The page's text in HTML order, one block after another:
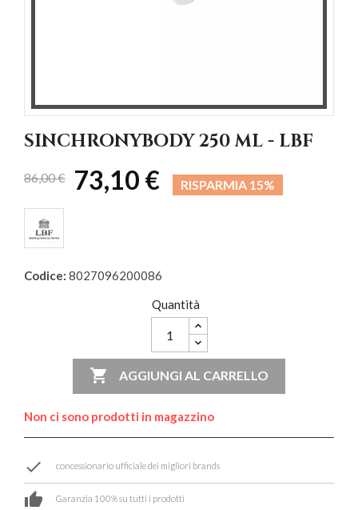
SINCHRONYBODY 250 ML - LBF
86,00 € 73,10 € RISPARMIA 15%
Codice: 8027096200086
Quantità
 AGGIUNGI AL CARRELLO
Non ci sono prodotti in magazzino
done concessionario ufficiale dei migliori brands
thumb_up Garanzia 100% su tutti i prodotti